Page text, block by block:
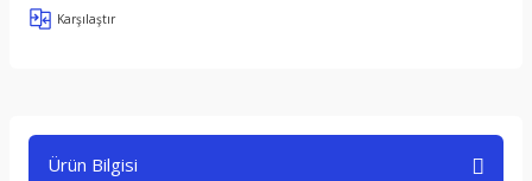
Karşılaştır
Ürün Bilgisi